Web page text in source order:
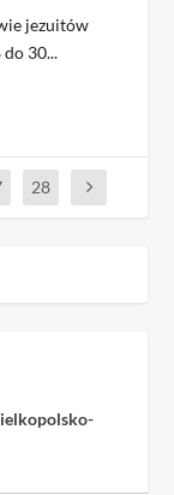
jezuitów
30...
28